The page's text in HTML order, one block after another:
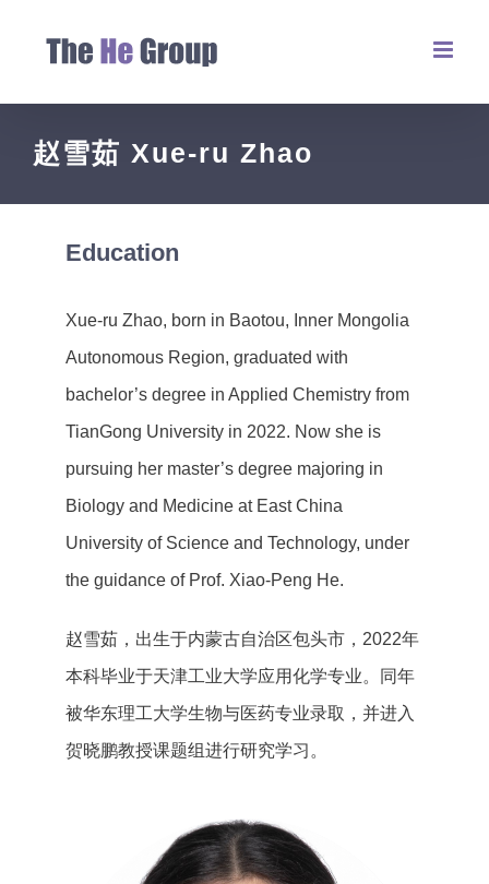
赵雪茹 Xue-ru Zhao
Education
Xue-ru Zhao, born in Baotou, Inner Mongolia
Autonomous Region, graduated with
bachelor’s degree in Applied Chemistry from
TianGong University in 2022. Now she is
pursuing her master’s degree majoring in
Biology and Medicine at East China
University of Science and Technology, under
the guidance of Prof. Xiao-Peng He.
赵雪茹，出生于内蒙古自治区包头市，2022年
本科毕业于天津工业大学应用化学专业。同年
被华东理工大学生物与医药专业录取，并进入
贺晓鹏教授课题组进行研究学习。